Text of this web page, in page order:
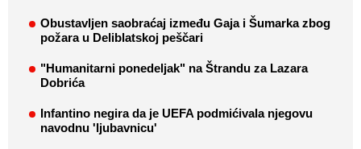
Obustavljen saobraćaj između Gaja i Šumarka zbog
požara u Deliblatskoj peščari
"Humanitarni ponedeljak" na Štrandu za Lazara
Dobrića
Infantino negira da je UEFA podmićivala njegovu
navodnu 'ljubavnicu'